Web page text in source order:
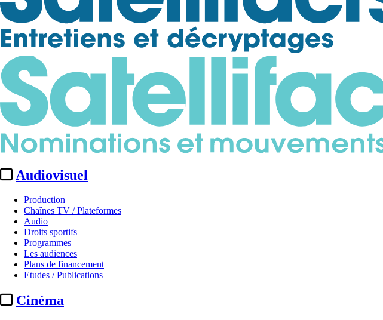
Audiovisuel
Production
Chaînes TV / Plateformes
Audio
Droits sportifs
Programmes
Les audiences
Plans de financement
Etudes / Publications
Cinéma